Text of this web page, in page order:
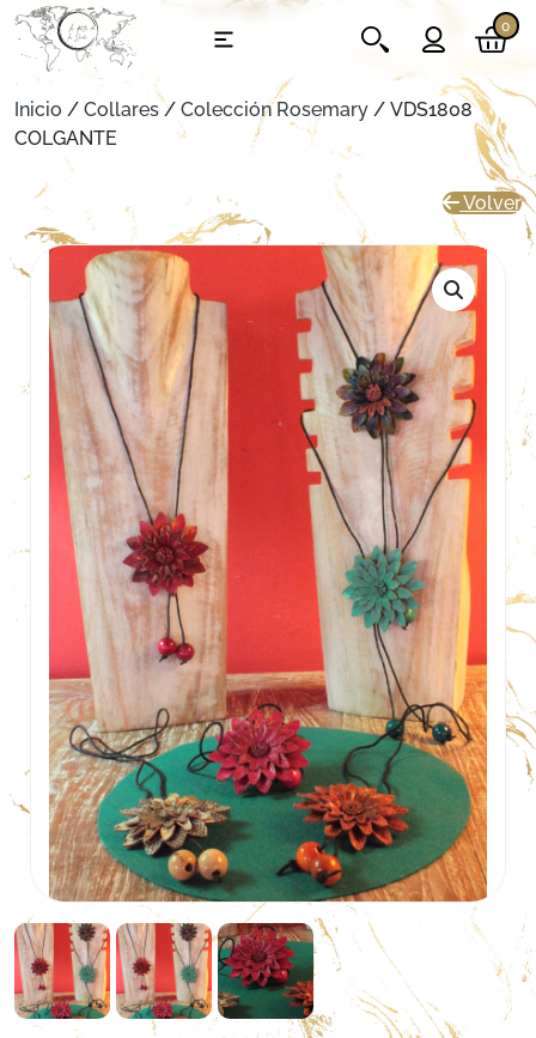
0
Inicio / Collares/ Colección Rosemary / VDS1808
COLGANTE
Volver